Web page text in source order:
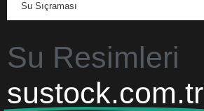
Su Sıçraması
Su Resimleri
sustock.com.tr